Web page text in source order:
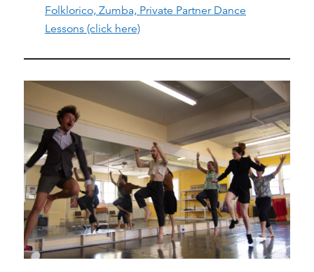
Folklorico, Zumba, Private Partner Dance
Lessons (click here)